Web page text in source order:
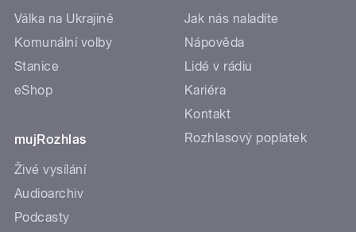
Válka na Ukrajině
Komunální volby
Stanice
eShop
mujRozhlas
Živé vysílání
Audioarchiv
Podcasty
Jak nás naladíte
Nápověda
Lidé v rádiu
Kariéra
Kontakt
Rozhlasový poplatek